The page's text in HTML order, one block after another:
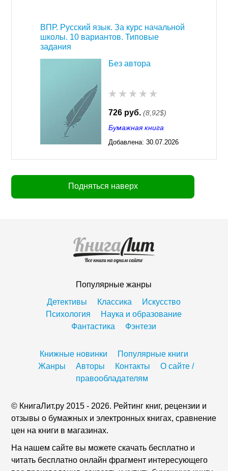
ВПР. Русский язык. За курс начальной
школы. 10 вариантов. Типовые
задания
Без автора
726 руб. (8,92$)
Бумажная книга
Добавлена: 30.07.2026
Подняться наверх
Популярные жанры
Детективы
Классика
Искусство
Психология
Наука и образование
Фантастика
Фэнтези
Книжные новинки
Популярные книги
Жанры
Авторы Контакты
О сайте /
правообладателям
© КнигаЛит.ру 2015 - 2026. Рейтинг книг, рецензии и
отзывы о бумажных и электронных книгах, сравнение
цен на книги в магазинах.
На нашем сайте вы можете скачать бесплатно и
читать бесплатно онлайн фрагмент интересующего